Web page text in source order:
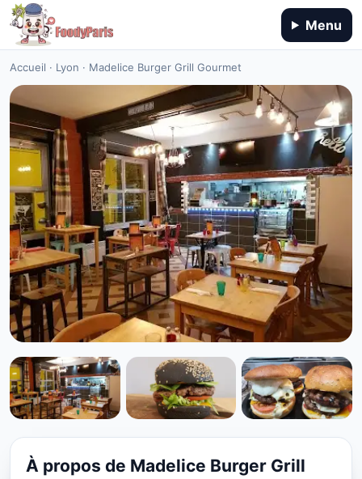
Menu
Accueil · Lyon · Madelice Burger Grill Gourmet
RESTAURANT
Madelice Burger Grill
Gourmet à Lyon
À propos de Madelice Burger Grill